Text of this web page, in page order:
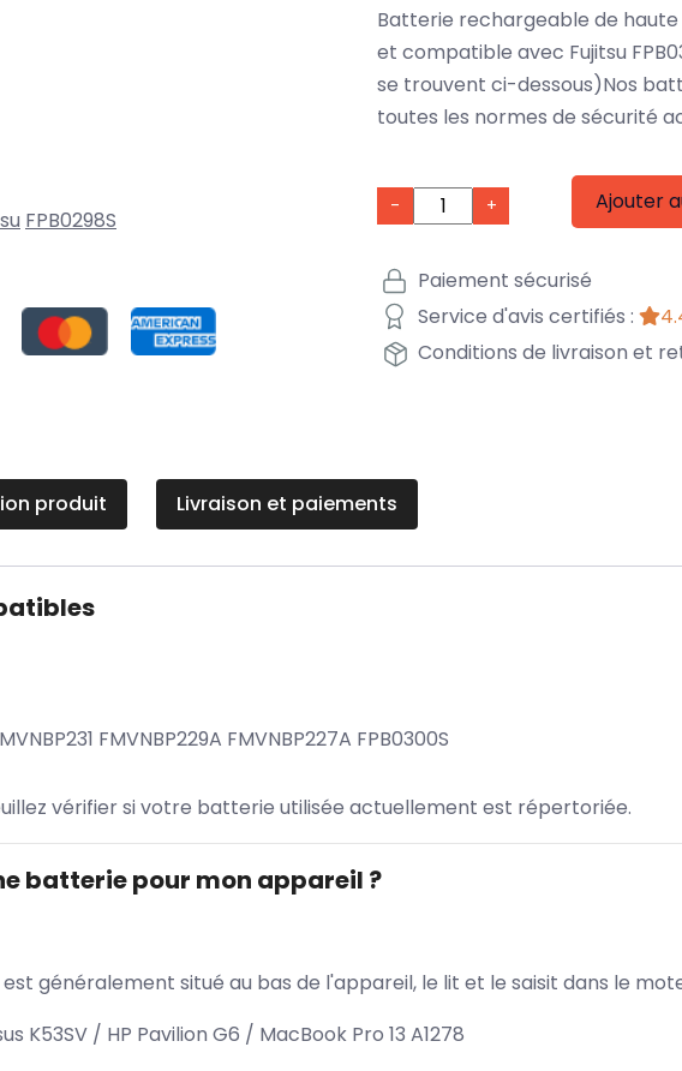
FPB0298S
Batterie rechargeable de
et compatible avec Fujitsu
se trouvent ci-dessous)Nos
toutes les normes de sécurité
- + Ajouter
Paiement sécurisé
Service d'avis certifiés :
Conditions de livraison et
produit Livraison et paiements
FMVNBP229A FMVNBP227A FPB0300S
vérifier si votre batterie utilisée actuellement est répertoriée.
batterie pour mon appareil ?
généralement situé au bas de l'appareil, le lit et le saisit dans le
K53SV / HP Pavilion G6 / MacBook Pro 13 A1278